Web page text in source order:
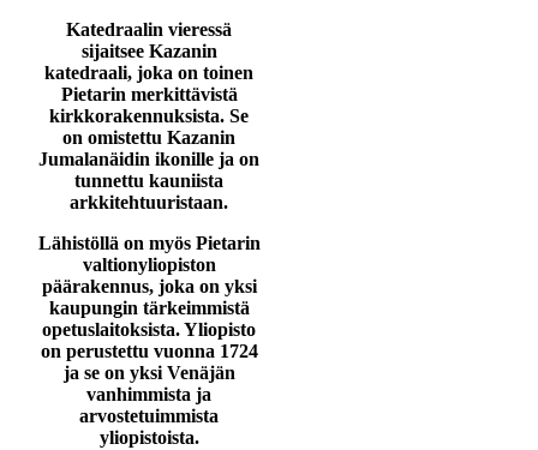
Katedraalin vieressä
sijaitsee Kazanin
katedraali, joka on toinen
Pietarin merkittävistä
kirkkorakennuksista. Se
on omistettu Kazanin
Jumalanäidin ikonille ja on
tunnettu kauniista
arkkitehtuuristaan.
Lähistöllä on myös Pietarin
valtionyliopiston
päärakennus, joka on yksi
kaupungin tärkeimmistä
opetuslaitoksista. Yliopisto
on perustettu vuonna 1724
ja se on yksi Venäjän
vanhimmista ja
arvostetuimmista
yliopistoista.